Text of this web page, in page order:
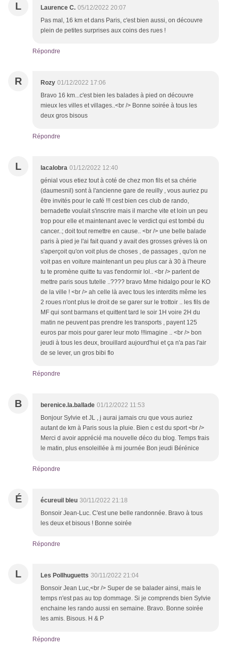
L Laurence C. 05/12/2022 20:07
Pas mal, 16 km et dans Paris, c'est bien aussi, on découvre
plein de petites surprises aux coins des rues !
Répondre
R Rozy 01/12/2022 17:06
Bravo 16 km...c'est bien les balades à pied on découvre
mieux les villes et villages..<br /> Bonne soirée à tous les
deux gros bisous
Répondre
L lacalobra 01/12/2022 12:40
génial vous etiez tout à coté de chez mon fils et sa chérie
(daumesnil) sont à l'ancienne gare de reuilly , vous auriez pu
être invités pour le café !!! cest bien ces club de rando,
bernadette voulait s'inscrire mais il marche vite et loin un peu
trop pour elle et maintenant avec le verdict qui est tombé du
cancer..; doit tout remettre en cause.. <br /> une belle balade
paris à pied je l'ai fait quand y avait des grosses grèves là on
s'aperçoit qu'on voit plus de choses , de passages , qu'on ne
voit pas en voiture maintenant un peu plus car à 30 à l'heure
tu te promène quitte tu vas t'endormir lol.. <br /> parlent de
mettre paris sous tutelle ..???? bravo Mme hidalgo pour le KO
de la ville ! <br /> ah celle là avec tous les interdits même les
2 roues n'ont plus le droit de se garer sur le trottoir .. les fils de
MF qui sont barmans et quittent tard le soir 1H voire 2H du
matin ne peuvent pas prendre les transports , payent 125
euros par mois pour garer leur moto !!!imagine .. <br /> bon
jeudi à tous les deux, brouillard aujourd'hui et ça n'a pas l'air
de se lever, un gros bibi flo
Répondre
B berenice.la.ballade 01/12/2022 11:53
Bonjour Sylvie et JL , j aurai jamais cru que vous auriez
autant de km à Paris sous la pluie. Bien c est du sport <br />
Merci d avoir apprécié ma nouvelle déco du blog. Temps frais
le matin, plus ensoleillée à mi journée Bon jeudi Bérénice
Répondre
É écureuil bleu 30/11/2022 21:18
Bonsoir Jean-Luc. C'est une belle randonnée. Bravo à tous
les deux et bisous ! Bonne soirée
Répondre
L Les Pollhuguetts 30/11/2022 21:04
Bonsoir Jean Luc,<br /> Super de se balader ainsi, mais le
temps n'est pas au top dommage. Si je comprends bien Sylvie
enchaine les rando aussi en semaine. Bravo. Bonne soirée
les amis. Bisous. H & P
Répondre